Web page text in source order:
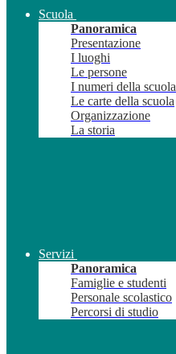
Scuola
Panoramica
Presentazione
I luoghi
Le persone
I numeri della scuola
Le carte della scuola
Organizzazione
La storia
Servizi
Panoramica
Famiglie e studenti
Personale scolastico
Percorsi di studio